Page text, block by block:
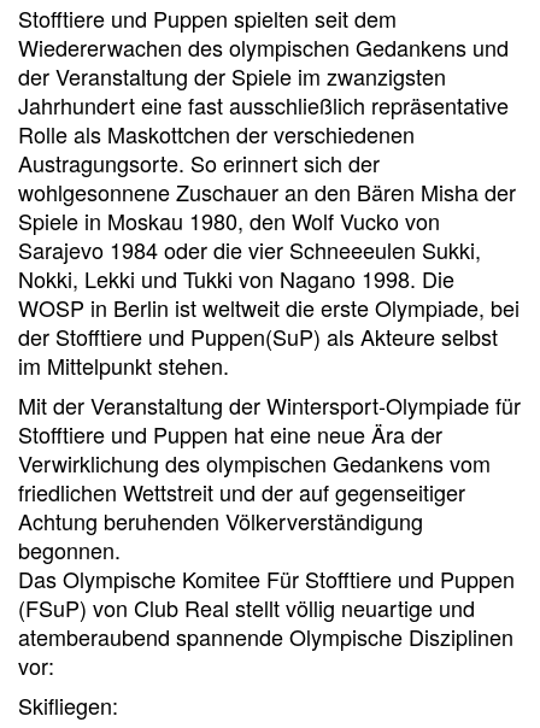
Stofftiere und Puppen spielten seit dem
Wiedererwachen des olympischen Gedankens und
der Veranstaltung der Spiele im zwanzigsten
Jahrhundert eine fast ausschließlich repräsentative
Rolle als Maskottchen der verschiedenen
Austragungsorte. So erinnert sich der
wohlgesonnene Zuschauer an den Bären Misha der
Spiele in Moskau 1980, den Wolf Vucko von
Sarajevo 1984 oder die vier Schneeeulen Sukki,
Nokki, Lekki und Tukki von Nagano 1998. Die
WOSP in Berlin ist weltweit die erste Olympiade, bei
der Stofftiere und Puppen(SuP) als Akteure selbst
im Mittelpunkt stehen.
Mit der Veranstaltung der Wintersport-Olympiade für
Stofftiere und Puppen hat eine neue Ära der
Verwirklichung des olympischen Gedankens vom
friedlichen Wettstreit und der auf gegenseitiger
Achtung beruhenden Völkerverständigung
begonnen.
Das Olympische Komitee Für Stofftiere und Puppen
(FSuP) von Club Real stellt völlig neuartige und
atemberaubend spannende Olympische Disziplinen
vor:
Skifliegen: